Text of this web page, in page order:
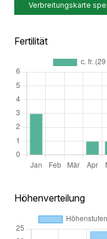
Verbreitungskarte
Fertilität
Höhenverteilung